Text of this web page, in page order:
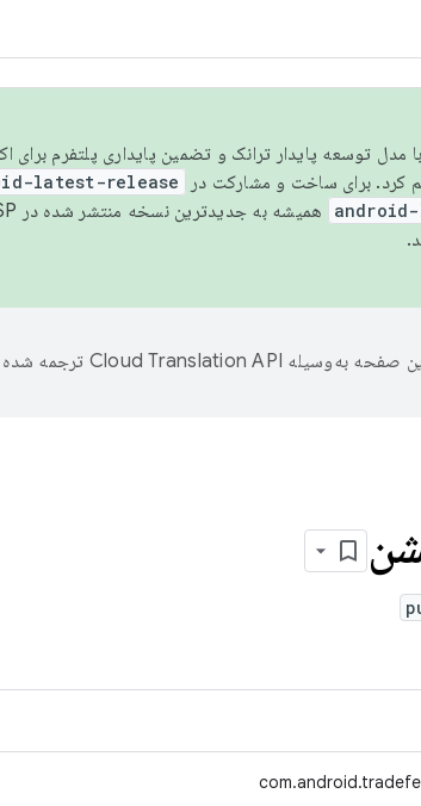
شدن با مدل توسعه پایدار ترانک و تضمین پایداری پلتفرم
latest-release
همیشه به جدیدترین نسخه منتشر شده در AOSP ارجاع می‌دهد. برای اطلاعات بیشتر، به
صفحه به‌وسیله ترجمه